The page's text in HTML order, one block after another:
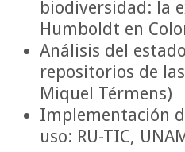
biodiversidad: la
Humboldt en
Análisis del
repositorios de
Miquel Térmens)
Implementación
uso: RU-TIC,